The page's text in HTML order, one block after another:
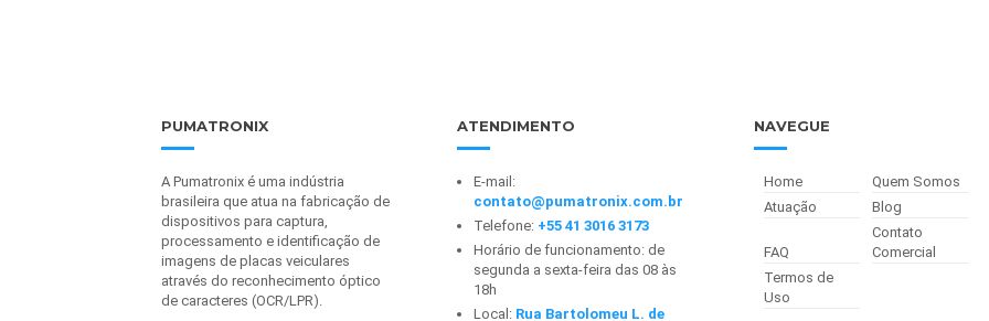
PUMATRONIX
A Pumatronix é uma indústria
brasileira que atua na fabricação de
dispositivos para captura,
processamento e identificação de
imagens de placas veiculares
através do reconhecimento óptico
de caracteres (OCR/LPR).
ATENDIMENTO
E-mail:
contato@pumatronix.com.br
Telefone: +55 41 3016 3173
Horário de funcionamento: de
segunda a sexta-feira das 08 às
18h
Local: Rua Bartolomeu L. de
NAVEGUE
Home
Quem Somos
Atuação
Blog
FAQ
Contato
Comercial
Termos de
Uso